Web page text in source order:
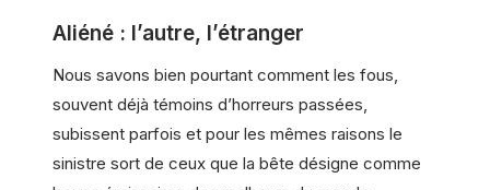
Aliéné : l’autre, l’étranger
Nous savons bien pourtant comment les fous,
souvent déjà témoins d’horreurs passées,
subissent parfois et pour les mêmes raisons le
sinistre sort de ceux que la bête désigne comme